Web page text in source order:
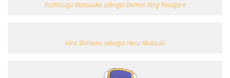
Yoshitsugu Matsuoka sebagai Demon King Tasogare
Hiro Shimono sebagai Hero Akatsuki